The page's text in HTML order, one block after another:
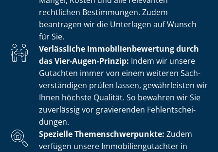
rechtlichen Bestimmungen. Zudem
beantragen wir die Unterlagen auf Wunsch
für Sie.
Verlässliche Im­mo­bi­li­en­be­wer­tung durch
das Vier-Augen-Prinzip: Indem wir unsere
Gutachten immer von einem weiteren Sach­
ver­stän­di­gen prüfen lassen, gewährleisten wir
Ihnen höchste Qualität. So bewahren wir Sie
zuverlässig vor gravierenden Fehl­ent­schei­
dun­gen.
Spezielle The­men­schwer­punk­te: Zudem
verfügen unsere Im­mo­bi­li­en­gut­ach­ter in